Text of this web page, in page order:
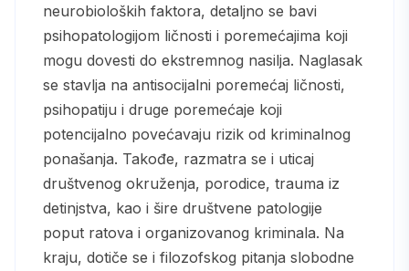
neurobioloških faktora, detaljno se bavi
psihopatologijom ličnosti i poremećajima koji
mogu dovesti do ekstremnog nasilja. Naglasak
se stavlja na antisocijalni poremećaj ličnosti,
psihopatiju i druge poremećaje koji
potencijalno povećavaju rizik od kriminalnog
ponašanja. Takođe, razmatra se i uticaj
društvenog okruženja, porodice, trauma iz
detinjstva, kao i šire društvene patologije
poput ratova i organizovanog kriminala. Na
kraju, dotiče se i filozofskog pitanja slobodne